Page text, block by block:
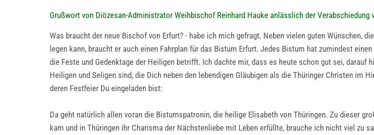
Grußwort von Diözesan-Administrator Weihbischof Reinhard Hauke anlässlich der
Was braucht der neue Bischof von Erfurt? - habe ich mich gefragt. Neben vielen guten Wünschen,
legen kann, braucht er auch einen Fahrplan für das Bistum Erfurt. Jedes Bistum hat zumindest
die Feste und Gedenktage der Heiligen betrifft. Ich dachte mir, dass es heute schon gut sei, darauf
Heiligen und Seligen sind, die Dich neben den lebendigen Gläubigen als die Thüringer Christen im
deren Festfeier Du eingeladen bist:
Da geht natürlich allen voran die Bistumspatronin, die heilige Elisabeth von Thüringen. Zu dieser
kam und in Thüringen ihr Charisma der Nächstenliebe mit Leben erfüllte, brauche ich nicht viel zu